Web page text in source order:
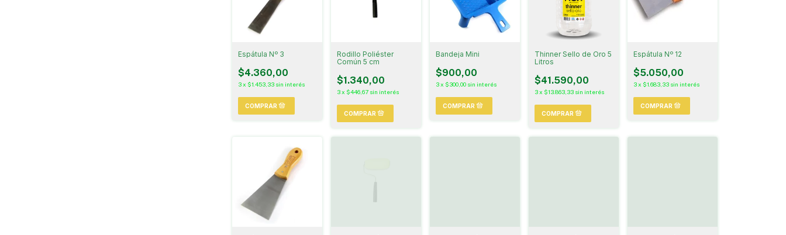
Espátula Nº 3
$4.360,00
3x $1.453,33 sin interés
Rodillo Poliéster
Común 5 cm
$1.340,00
3x $446,67 sin interés
Bandeja Mini
$900,00
3x $300,00 sin interés
Thinner Sello de Oro 5
Litros
$41.590,00
3x $13.863,33 sin interés
Espátula Nº 12
$5.050,00
3x $1.683,33 sin interés